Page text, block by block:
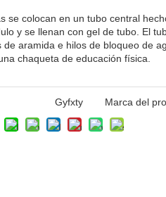
se colocan en un tubo central
y se llenan con gel de tubo. El
de aramida e hilos de bloqueo de
chaqueta de educación física.
Gyfxty Marca del